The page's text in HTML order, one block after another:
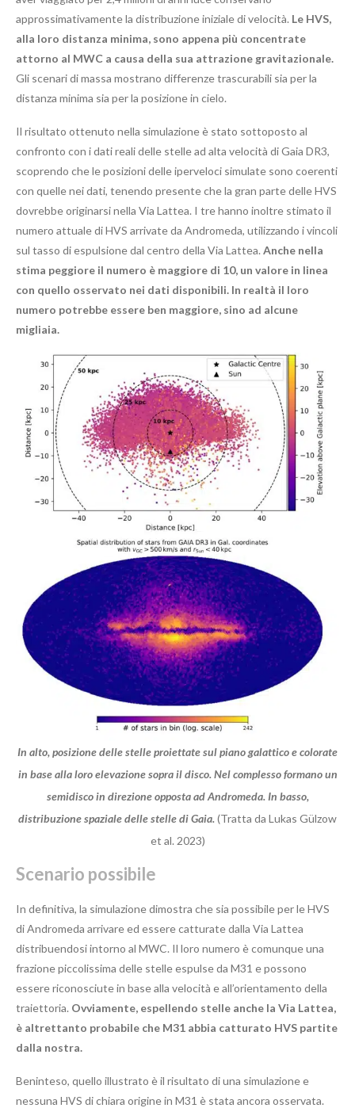
approssimativamente la distribuzione iniziale di velocità. Le HVS,
alla loro distanza minima, sono appena più concentrate
attorno al MWC a causa della sua attrazione gravitazionale.
Gli scenari di massa mostrano differenze trascurabili sia per la
distanza minima sia per la posizione in cielo.
Il risultato ottenuto nella simulazione è stato sottoposto al
confronto con i dati reali delle stelle ad alta velocità di Gaia DR3,
scoprendo che le posizioni delle iperveloci simulate sono coerenti
con quelle nei dati, tenendo presente che la gran parte delle HVS
dovrebbe originarsi nella Via Lattea. I tre hanno inoltre stimato il
numero attuale di HVS arrivate da Andromeda, utilizzando i vincoli
sul tasso di espulsione dal centro della Via Lattea. Anche nella
stima peggiore il numero è maggiore di 10, un valore in linea
con quello osservato nei dati disponibili. In realtà il loro
numero potrebbe essere ben maggiore, sino ad alcune
migliaia.
In alto, posizione delle stelle proiettate sul piano galattico e colorate
in base alla loro elevazione sopra il disco. Nel complesso formano un
semidisco in direzione opposta ad Andromeda. In basso,
distribuzione spaziale delle stelle di Gaia.(Tratta da Lukas Gülzow
et al. 2023)
Scenario possibile
In definitiva, la simulazione dimostra che sia possibile per le HVS
di Andromeda arrivare ed essere catturate dalla Via Lattea
distribuendosi intorno al MWC. Il loro numero è comunque una
frazione piccolissima delle stelle espulse da M31 e possono
essere riconosciute in base alla velocità e all’orientamento della
traiettoria. Ovviamente, espellendo stelle anche la Via Lattea,
è altrettanto probabile che M31 abbia catturato HVS partite
dalla nostra.
Beninteso, quello illustrato è il risultato di una simulazione e
nessuna HVS di chiara origine in M31 è stata ancora osservata.